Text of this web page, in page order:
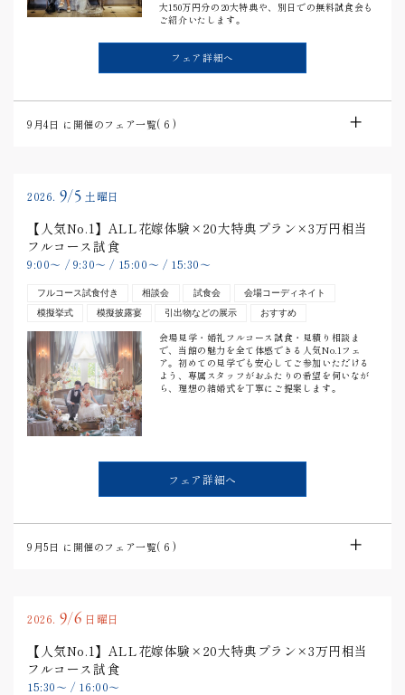
大150万円分の20大特典や、別日での無料試食会も
ご紹介いたします。
フェア詳細へ
9月4日 に開催のフェア一覧( 6 )
2026. 9/5 土曜日
【人気No.1】ALL花嫁体験×20大特典プラン×3万円相当
フルコース試食
9:00〜 / 9:30〜 / 15:00〜 / 15:30〜
フルコース試食付き 相談会 試食会
会場コーディネイト
模擬挙式
模擬披露宴 引出物などの展示 おすすめ
会場見学・婚礼フルコース試食・見積り相談ま
で、当館の魅力を全て体感できる人気No.1フェ
ア。初めての見学でも安心してご参加いただける
よう、専属スタッフがおふたりの希望を伺いなが
ら、理想の結婚式を丁寧にご提案します。
フェア詳細へ
9月5日 に開催のフェア一覧( 6 )
2026. 9/6 日曜日
【人気No.1】ALL花嫁体験×20大特典プラン×3万円相当
フルコース試食
15:30〜 / 16:00〜